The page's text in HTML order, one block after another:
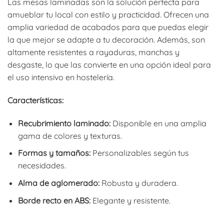
Las mesas laminadas son la solución perfecta para
amueblar tu local con estilo y practicidad. Ofrecen una
amplia variedad de acabados para que puedas elegir
la que mejor se adapte a tu decoración. Además, son
altamente resistentes a rayaduras, manchas y
desgaste, lo que las convierte en una opción ideal para
el uso intensivo en hostelería.
Características:
Recubrimiento laminado:Disponible en una amplia
gama de colores y texturas.
Formas y tamaños:Personalizables según tus
necesidades.
Alma de aglomerado:Robusta y duradera.
Borde recto en ABS:Elegante y resistente.